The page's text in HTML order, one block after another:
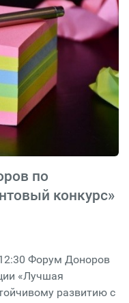
по
конкурс»
Форум Доноров
«Лучшая
развитию с